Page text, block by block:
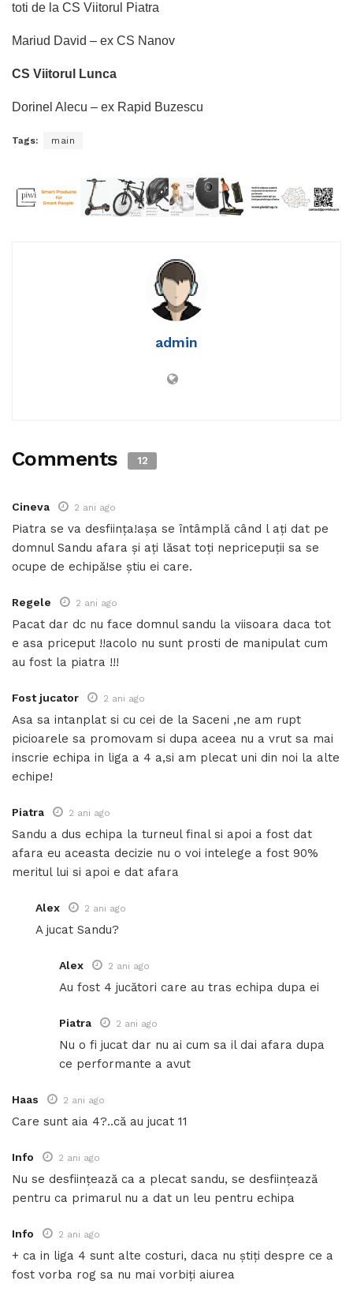
toti de la CS Viitorul Piatra
Mariud David – ex CS Nanov
CS Viitorul Lunca
Dorinel Alecu – ex Rapid Buzescu
Tags: main
admin
Comments 12
Cineva 2 ani ago
Piatra se va desființa!așa se întâmplă când l ați dat pe
domnul Sandu afara și ați lăsat toți nepricepuții sa se
ocupe de echipă!se știu ei care.
Regele 2 ani ago
Pacat dar dc nu face domnul sandu la viisoara daca tot
e asa priceput !!acolo nu sunt prosti de manipulat cum
au fost la piatra !!!
Fost jucator 2 ani ago
Asa sa intanplat si cu cei de la Saceni ,ne am rupt
picioarele sa promovam si dupa aceea nu a vrut sa mai
inscrie echipa in liga a 4 a,si am plecat uni din noi la alte
echipe!
Piatra 2 ani ago
Sandu a dus echipa la turneul final si apoi a fost dat
afara eu aceasta decizie nu o voi intelege a fost 90%
meritul lui si apoi e dat afara
Alex 2 ani ago
A jucat Sandu?
Alex 2 ani ago
Au fost 4 jucători care au tras echipa dupa ei
Piatra 2 ani ago
Nu o fi jucat dar nu ai cum sa il dai afara dupa
ce performante a avut
Haas 2 ani ago
Care sunt aia 4?..că au jucat 11
Info 2 ani ago
Nu se desființează ca a plecat sandu, se desființează
pentru ca primarul nu a dat un leu pentru echipa
Info 2 ani ago
+ ca in liga 4 sunt alte costuri, daca nu știți despre ce a
fost vorba rog sa nu mai vorbiți aiurea